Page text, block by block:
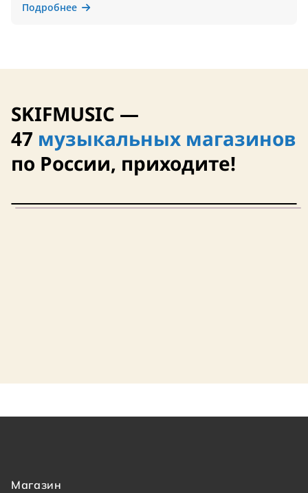
Подробнее
SKIFMUSIC —
47 музыкальных магазинов
по России, приходите!
Магазин